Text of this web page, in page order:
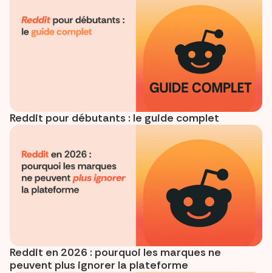
Reddit pour débutants : le guide complet
Reddit en 2026 : pourquoi les marques ne
peuvent plus ignorer la plateforme